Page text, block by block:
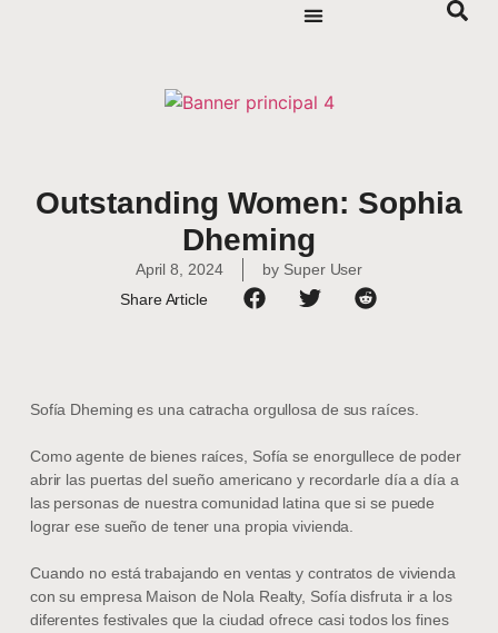
Outstanding Women: Sophia
Dheming
April 8, 2024 by Super User
Share Article
Sofía Dheming es una catracha orgullosa de sus raíces.
Como agente de bienes raíces, Sofía se enorgullece de poder
abrir las puertas del sueño americano y recordarle día a día a
las personas de nuestra comunidad latina que si se puede
lograr ese sueño de tener una propia vivienda.
Cuando no está trabajando en ventas y contratos de vivienda
con su empresa Maison de Nola Realty, Sofía disfruta ir a los
diferentes festivales que la ciudad ofrece casi todos los fines